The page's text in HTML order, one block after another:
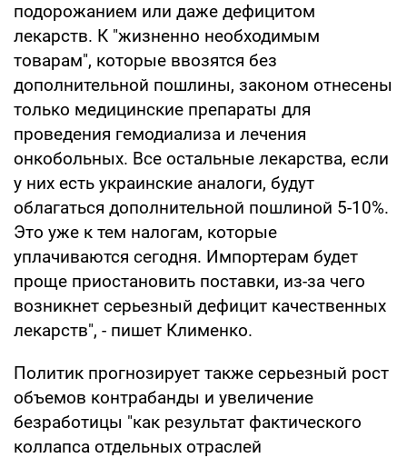
подорожанием или даже дефицитом
лекарств. К "жизненно необходимым
товарам", которые ввозятся без
дополнительной пошлины, законом отнесены
только медицинские препараты для
проведения гемодиализа и лечения
онкобольных. Все остальные лекарства, если
у них есть украинские аналоги, будут
облагаться дополнительной пошлиной 5-10%.
Это уже к тем налогам, которые
уплачиваются сегодня. Импортерам будет
проще приостановить поставки, из-за чего
возникнет серьезный дефицит качественных
лекарств", - пишет Клименко.
Политик прогнозирует также серьезный рост
объемов контрабанды и увеличение
безработицы "как результат фактического
коллапса отдельных отраслей